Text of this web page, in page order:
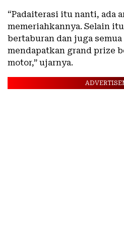
“Padaiterasi itu nanti, ada
memeriahkannya. Selain
bertaburan dan juga
mendapatkan grand prize
motor,” ujarnya.